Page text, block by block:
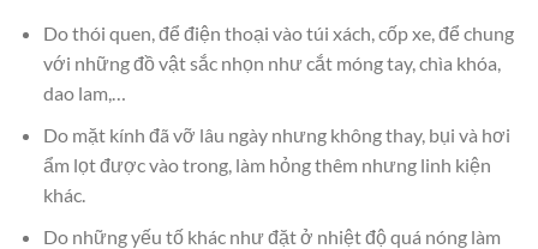
Do thói quen, để điện thoại vào túi xách, cốp xe, để chung
với những đồ vật sắc nhọn như cắt móng tay, chìa khóa,
dao lam,…
Do mặt kính đã vỡ lâu ngày nhưng không thay, bụi và hơi
ẩm lọt được vào trong, làm hỏng thêm nhưng linh kiện
khác.
Do những yếu tố khác như đặt ở nhiệt độ quá nóng làm